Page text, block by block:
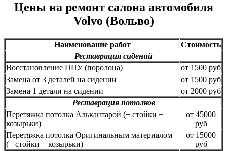
Цены на ремонт салона автомобиля
Volvo (Вольво)
Наименование работ
Стоимость
Реставрация сидений
Восстановление ППУ (поролона)
от 1500 руб
Замена от 3 деталей на сидении
от 1500 руб
Замена 1 детали на сидении
от 2000 руб
Реставрация потолков
Перетяжка потолка Алькантарой (+ стойки +
козырьки)
от 45000
руб
Перетяжка потолка Оригинальным материалом
(+ стойки + козырьки)
от 15000
руб